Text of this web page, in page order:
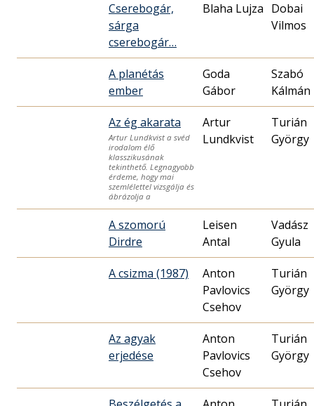
Cserebogár,
sárga
cserebogár…
Blaha Lujza Dobai
Vilmos
A planétás
ember
Goda
Gábor
Szabó
Kálmán
Az ég akarata
Artur Lundkvist a svéd
irodalom élő
klasszikusának
tekinthető. Legnagyobb
érdeme, hogy mai
szemlélettel vizsgálja és
ábrázolja a
Artur
Lundkvist
Turián
György
A szomorú
Dirdre
Leisen
Antal
Vadász
Gyula
A csizma (1987)
Anton
Pavlovics
Csehov
Turián
György
Az agyak
erjedése
Anton
Pavlovics
Csehov
Turián
György